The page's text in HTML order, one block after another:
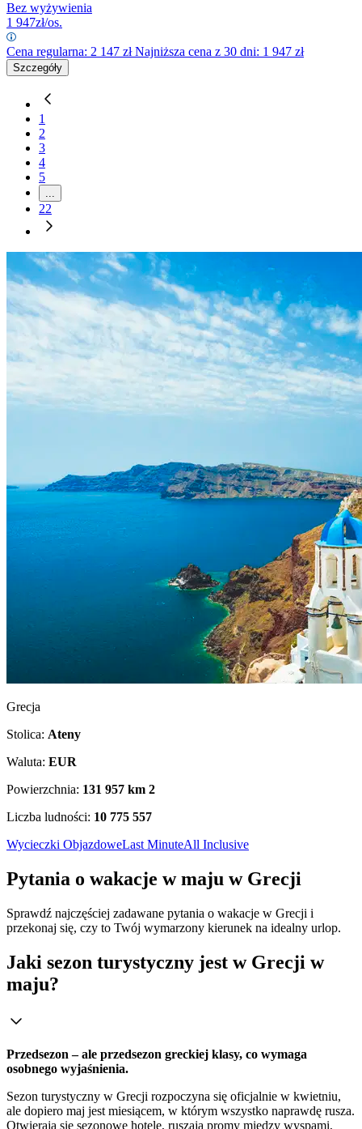
Bez wyżywienia
1 947zł/os.
Cena regularna: 2 147 złNajniższa cena z 30 dni: 1 947 zł
Szczegóły
1
2
3
4
5
...
22
Grecja
Stolica: Ateny
Waluta: EUR
Powierzchnia: 131 957 km 2
Liczba ludności: 10 775 557
Wycieczki ObjazdoweLast MinuteAll Inclusive
Pytania o wakacje w maju w Grecji
Sprawdź najczęściej zadawane pytania o wakacje w Grecji i
przekonaj się, czy to Twój wymarzony kierunek na idealny urlop.
Jaki sezon turystyczny jest w Grecji w
maju?
Przedsezon – ale przedsezon greckiej klasy, co wymaga
osobnego wyjaśnienia.
Sezon turystyczny w Grecji rozpoczyna się oficjalnie w kwietniu,
ale dopiero maj jest miesiącem, w którym wszystko naprawdę rusza.
Otwierają się sezonowe hotele, ruszają promy między wyspami,